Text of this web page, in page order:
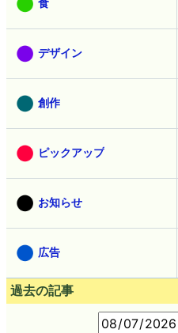
食
デザイン
創作
ピックアップ
お知らせ
広告
過去の記事